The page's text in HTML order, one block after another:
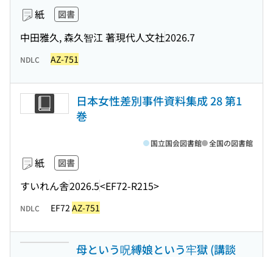
紙 図書
中田雅久, 森久智江 著現代人文社2026.7
NDLC AZ-751
日本女性差別事件資料集成 28 第1
巻
紙 図書
すいれん舎2026.5<EF72-R215>
国立国会図書館 全国の図書館
NDLC EF72 AZ-751
母という呪縛娘という牢獄 (講談